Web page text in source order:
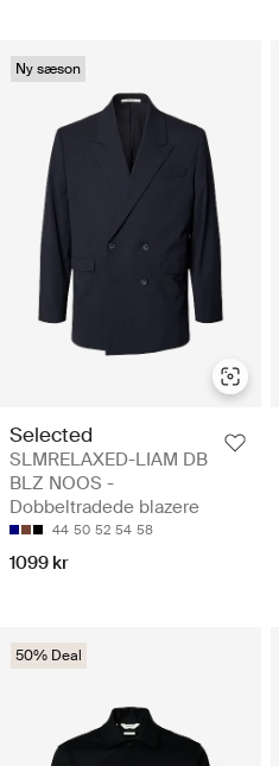
Ny sæson
Selected
SLMRELAXED-LIAM DB
BLZ NOOS -
Dobbeltradede blazere
44 50 52 54 58
1099 kr
50% Deal